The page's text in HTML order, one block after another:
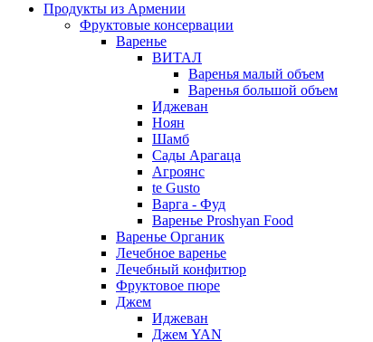
Продукты из Армении
Фруктовые консервации
Варенье
ВИТАЛ
Варенья малый объем
Варенья большой объем
Иджеван
Ноян
Шамб
Сады Арагаца
Агроянс
te Gusto
Варга - Фуд
Варенье Proshyan Food
Варенье Органик
Лечебное варенье
Лечебный конфитюр
Фруктовое пюре
Джем
Иджеван
Джем YAN